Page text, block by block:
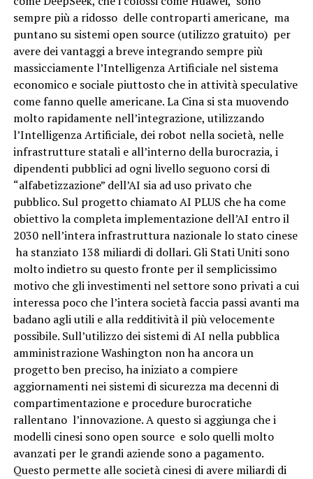
sempre più a ridosso delle controparti americane, ma
puntano su sistemi open source (utilizzo gratuito) per
avere dei vantaggi a breve integrando sempre più
massicciamente l’Intelligenza Artificiale nel sistema
economico e sociale piuttosto che in attività speculative
come fanno quelle americane. La Cina si sta muovendo
molto rapidamente nell’integrazione, utilizzando
l’Intelligenza Artificiale, dei robot nella società, nelle
infrastrutture statali e all’interno della burocrazia, i
dipendenti pubblici ad ogni livello seguono corsi di
“alfabetizzazione” dell’AI sia ad uso privato che
pubblico. Sul progetto chiamato AI PLUS che ha come
obiettivo la completa implementazione dell’AI entro il
2030 nell’intera infrastruttura nazionale lo stato cinese
ha stanziato 138 miliardi di dollari. Gli Stati Uniti sono
molto indietro su questo fronte per il semplicissimo
motivo che gli investimenti nel settore sono privati a cui
interessa poco che l’intera società faccia passi avanti ma
badano agli utili e alla redditività il più velocemente
possibile. Sull’utilizzo dei sistemi di AI nella pubblica
amministrazione Washington non ha ancora un
progetto ben preciso, ha iniziato a compiere
aggiornamenti nei sistemi di sicurezza ma decenni di
compartimentazione e procedure burocratiche
rallentano l’innovazione. A questo si aggiunga che i
modelli cinesi sono open source e solo quelli molto
avanzati per le grandi aziende sono a pagamento.
Questo permette alle società cinesi di avere miliardi di